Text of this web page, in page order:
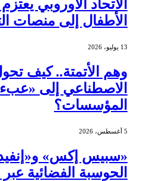
الاتحاد الأوروبي
الأطفال إلى منصات
13 يوليو، 2026
وهم الأتمتة.. كيف
الاصطناعي إلى
المؤسسات؟
5 أغسطس، 2026
«سبيس إكس»
الحوسبة الفضائية عبر